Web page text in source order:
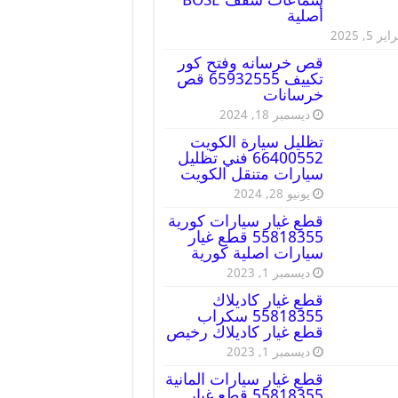
أصلية
5, 2025
قص خرسانه وفتح كور
تكييف 65932555 قص
خرسانات
ديسمبر 18, 2024
تظليل سيارة الكويت
66400552 فني تظليل
سيارات متنقل الكويت
يونيو 28, 2024
قطع غيار سيارات كورية
55818355 قطع غيار
سيارات اصلية كورية
ديسمبر 1, 2023
قطع غيار كاديلاك
55818355 سكراب
قطع غيار كاديلاك رخيص
ديسمبر 1, 2023
قطع غيار سيارات المانية